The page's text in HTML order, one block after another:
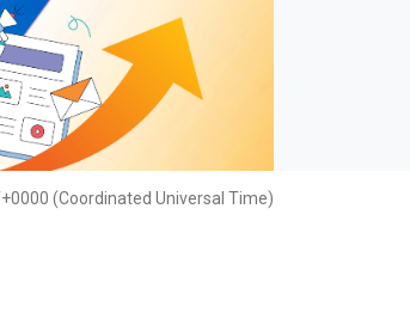
(Coordinated Universal Time)
關於我們